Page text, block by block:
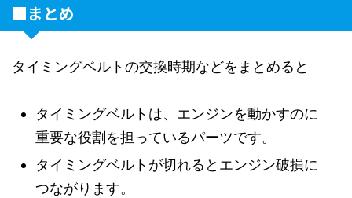
■まとめ
タイミングベルトの交換時期などをまとめると
タイミングベルトは、エンジンを動かすのに
重要な役割を担っているパーツです。
タイミングベルトが切れるとエンジン破損に
つながります。